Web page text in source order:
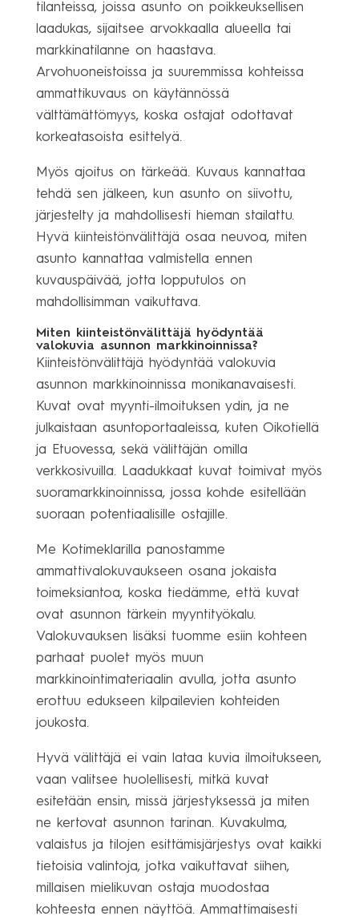
tilanteissa, joissa asunto on poikkeuksellisen
laadukas, sijaitsee arvokkaalla alueella tai
markkinatilanne on haastava.
Arvohuoneistoissa ja suuremmissa kohteissa
ammattikuvaus on käytännössä
välttämättömyys, koska ostajat odottavat
korkeatasoista esittelyä.
Myös ajoitus on tärkeää. Kuvaus kannattaa
tehdä sen jälkeen, kun asunto on siivottu,
järjestelty ja mahdollisesti hieman stailattu.
Hyvä kiinteistönvälittäjä osaa neuvoa, miten
asunto kannattaa valmistella ennen
kuvauspäivää, jotta lopputulos on
mahdollisimman vaikuttava.
Miten kiinteistönvälittäjä hyödyntää
valokuvia asunnon markkinoinnissa?
Kiinteistönvälittäjä hyödyntää valokuvia
asunnon markkinoinnissa monikanavaisesti.
Kuvat ovat myynti-ilmoituksen ydin, ja ne
julkaistaan asuntoportaaleissa, kuten Oikotiellä
ja Etuovessa, sekä välittäjän omilla
verkkosivuilla. Laadukkaat kuvat toimivat myös
suoramarkkinoinnissa, jossa kohde esitellään
suoraan potentiaalisille ostajille.
Me Kotimeklarilla panostamme
ammattivalokuvaukseen osana jokaista
toimeksiantoa, koska tiedämme, että kuvat
ovat asunnon tärkein myyntityökalu.
Valokuvauksen lisäksi tuomme esiin kohteen
parhaat puolet myös muun
markkinointimateriaalin avulla, jotta asunto
erottuu edukseen kilpailevien kohteiden
joukosta.
Hyvä välittäjä ei vain lataa kuvia ilmoitukseen,
vaan valitsee huolellisesti, mitkä kuvat
esitetään ensin, missä järjestyksessä ja miten
ne kertovat asunnon tarinan. Kuvakulma,
valaistus ja tilojen esittämisjärjestys ovat kaikki
tietoisia valintoja, jotka vaikuttavat siihen,
millaisen mielikuvan ostaja muodostaa
kohteesta ennen näyttöä. Ammattimaisesti